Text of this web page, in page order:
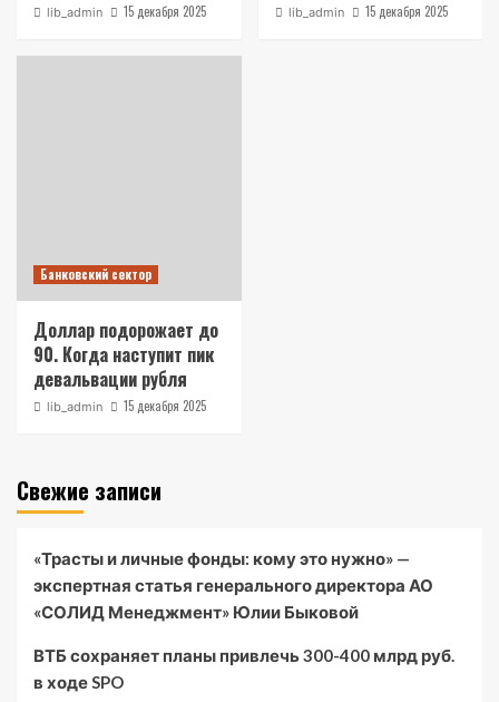
lib_admin 15 декабря 2025 lib_admin 15 декабря 2025
Банковский сектор
Доллар подорожает до
90. Когда наступит пик
девальвации рубля
lib_admin 15 декабря 2025
Свежие записи
«Трасты и личные фонды: кому это нужно» —
экспертная статья генерального директора АО
«СОЛИД Менеджмент» Юлии Быковой
ВТБ сохраняет планы привлечь 300-400 млрд руб.
в ходе SPO